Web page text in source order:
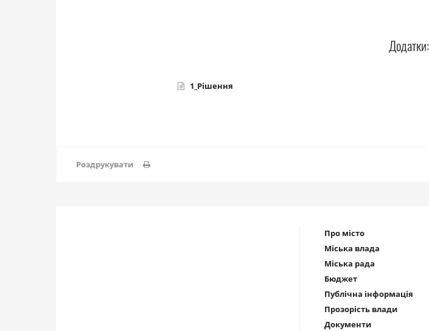
Додатки:
1_Рішення
Роздрукувати
Про місто
Міська влада
Міська рада
Бюджет
Публічна інформація
Прозорість влади
Документи